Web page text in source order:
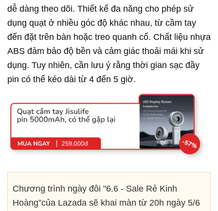
dễ dàng theo dõi. Thiết kế đa năng cho phép sử
dụng quạt ở nhiều góc độ khác nhau, từ cầm tay
đến đặt trên bàn hoặc treo quanh cổ. Chất liệu nhựa
ABS đảm bảo độ bền và cảm giác thoải mái khi sử
dụng. Tuy nhiên, cần lưu ý rằng thời gian sạc đầy
pin có thể kéo dài từ 4 đến 5 giờ.
Chương trình ngày đôi "6.6 - Sale Rẻ Kinh
Hoàng”của Lazada sẽ khai màn từ 20h ngày 5/6